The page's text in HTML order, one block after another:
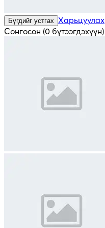
Бүгдийг устгах Харьцуулах
Сонгосон (0 бүтээгдэхүүн)